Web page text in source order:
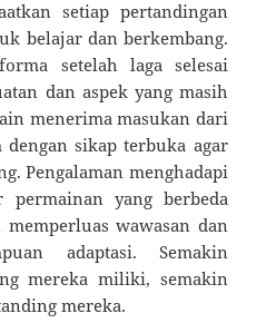
setiap pertandingan
belajar dan berkembang.
setelah laga selesai
dan aspek yang masih
menerima masukan dari
sikap terbuka agar
Pengalaman menghadapi
permainan yang berbeda
wawasan dan
adaptasi. Semakin
mereka miliki, semakin
mereka.